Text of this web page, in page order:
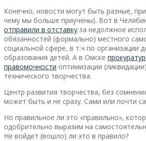
Конечно, новости могут быть разные,
чему мы больше приучены). Вот в
отправили в отставку за недолжное
обязанностей (формально) местного
социальной сфере, в т.ч по организации
образования детей. А в Омске
правомочности оптимизации
технического творчества.
Центр развития творчества, без
может быть и не сразу. Сами или почти
Но правильное ли это «правильно»,
одобрительно выразим на
Не войдет (вошло) ли это в правило?